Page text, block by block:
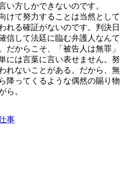
い方しかできないのです。
けて努力することは当然として
れる確証がないのです。判決日
信して法廷に臨む弁護人なんて
だからこそ、「被告人は無罪」
には言葉に言い表せません。努
れないことがある。だから、無
降ってくるような偶然の賜り物
ら。
事